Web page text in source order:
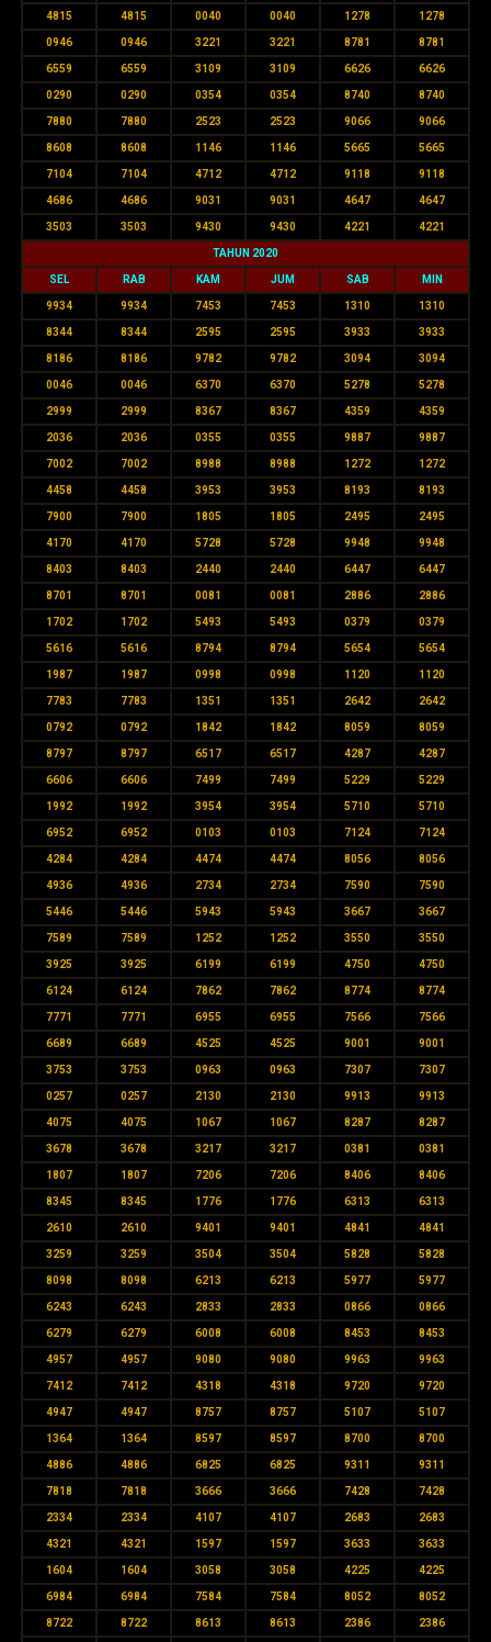
4815 4815 0040 0040 1278 1278
0946 0946 3221 3221 8781 8781
6559 6559 3109 3109 6626 6626
0290 0290 0354 0354 8740 8740
7880 7880 2523 2523 9066 9066
8608 8608 1146 1146 5665 5665
7104 7104 4712 4712 9118 9118
4686 4686 9031 9031 4647 4647
3503 3503 9430 9430 4221 4221
TAHUN 2020
SEL RAB KAM JUM SAB MIN
9934 9934 7453 7453 1310 1310
8344 8344 2595 2595 3933 3933
8186 8186 9782 9782 3094 3094
0046 0046 6370 6370 5278 5278
2999 2999 8367 8367 4359 4359
2036 2036 0355 0355 9887 9887
7002 7002 8988 8988 1272 1272
4458 4458 3953 3953 8193 8193
7900 7900 1805 1805 2495 2495
4170 4170 5728 5728 9948 9948
8403 8403 2440 2440 6447 6447
8701 8701 0081 0081 2886 2886
1702 1702 5493 5493 0379 0379
5616 5616 8794 8794 5654 5654
1987 1987 0998 0998 1120 1120
7783 7783 1351 1351 2642 2642
0792 0792 1842 1842 8059 8059
8797 8797 6517 6517 4287 4287
6606 6606 7499 7499 5229 5229
1992 1992 3954 3954 5710 5710
6952 6952 0103 0103 7124 7124
4284 4284 4474 4474 8056 8056
4936 4936 2734 2734 7590 7590
5446 5446 5943 5943 3667 3667
7589 7589 1252 1252 3550 3550
3925 3925 6199 6199 4750 4750
6124 6124 7862 7862 8774 8774
7771 7771 6955 6955 7566 7566
6689 6689 4525 4525 9001 9001
3753 3753 0963 0963 7307 7307
0257 0257 2130 2130 9913 9913
4075 4075 1067 1067 8287 8287
3678 3678 3217 3217 0381 0381
1807 1807 7206 7206 8406 8406
8345 8345 1776 1776 6313 6313
2610 2610 9401 9401 4841 4841
3259 3259 3504 3504 5828 5828
8098 8098 6213 6213 5977 5977
6243 6243 2833 2833 0866 0866
6279 6279 6008 6008 8453 8453
4957 4957 9080 9080 9963 9963
7412 7412 4318 4318 9720 9720
4947 4947 8757 8757 5107 5107
1364 1364 8597 8597 8700 8700
4886 4886 6825 6825 9311 9311
7818 7818 3666 3666 7428 7428
2334 2334 4107 4107 2683 2683
4321 4321 1597 1597 3633 3633
1604 1604 3058 3058 4225 4225
6984 6984 7584 7584 8052 8052
8722 8722 8613 8613 2386 2386